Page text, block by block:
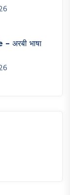
अरबी भाषा